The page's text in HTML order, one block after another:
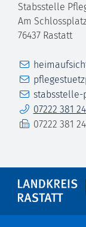
Stabsstelle
Am
76437 Rastatt
E-Mail
E-Mail
E-Mailstabsstelle-
Telefon07222 381
Fax 07222 381